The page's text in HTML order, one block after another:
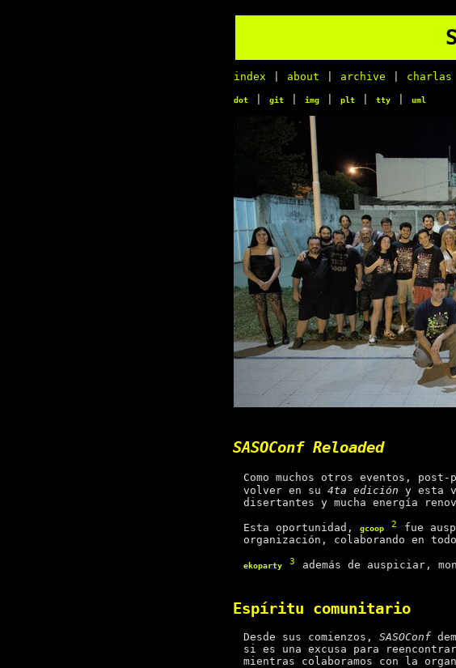
index about archive charlas
dot git img plt tty uml
SASOConf Reloaded
Como muchos otros eventos,
volver en su 4ta edición y esta
disertantes y mucha energía
Esta oportunidad, gcoop 2
fue
organización, colaborando en
ekoparty 3 además de auspiciar,
Espíritu comunitario
Desde sus comienzos, SASOConf
si es una excusa para
mientras colaboramos con la